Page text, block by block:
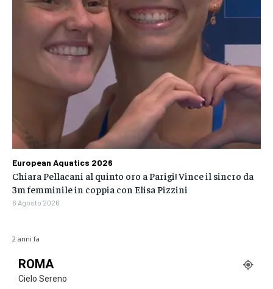
ROMA
Cielo Sereno
2 anni fa
European Aquatics 2026
Chiara Pellacani al quinto oro a Parigi! Vince il sincro da
3m femminile in coppia con Elisa Pizzini
6 Agosto 2026